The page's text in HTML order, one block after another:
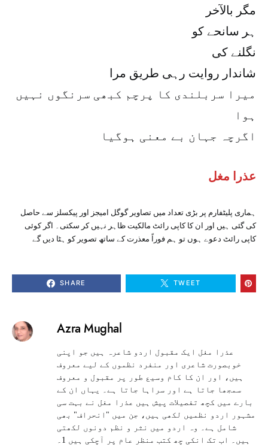
مگر بالآخر
ہر سانحے کو
نگلنے کی
شاندار روایت رہی طریق مرا
میرا سربلندی کا پرچم کبھی سرنگوں نہیں
ہوا
اگرچہ جہان بے معنی ہوگیا
عذرا مغل
ہماری پلیٹفارم پر بڑی تعداد میں تصاویر گوگل امیجز اور پیکسلز سے حاصل
کی گئی ہیں اور ان کا کاپی رائٹ مالکیت ظاہر نہیں کر سکتی۔ اگر کوئی
کاپی رائٹ دعوے ہوں تو ہم فوراً معذرت کے ساتھ تصویر کو ہٹا دیں گے
SHARE TWEET
Azra Mughal
عذرا مغل ایک مقبول اردو شاعرہ ہیں جو اپنی
خوبصورت شاعری اور منفرد نظموں کے لیے معروف
ہیں، اور ان کا کام وسیع طور پر مقبول و معروف
سمجھا جاتا ہے اور سراہا جاتا ہے۔ یہاں ان کے
بارے میں کچھ تفصیلات پیش ہیں عذرا مغل نے بہت سی
مشہور اردو نظمیں لکھی ہیں، جن میں "انحراف" بھی
شامل ہے۔ وہ اردو میں نثر و نظم دونوں لکھتی